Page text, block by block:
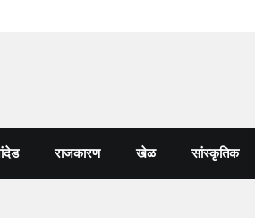
राजकारण खेळ सांस्कृतिक